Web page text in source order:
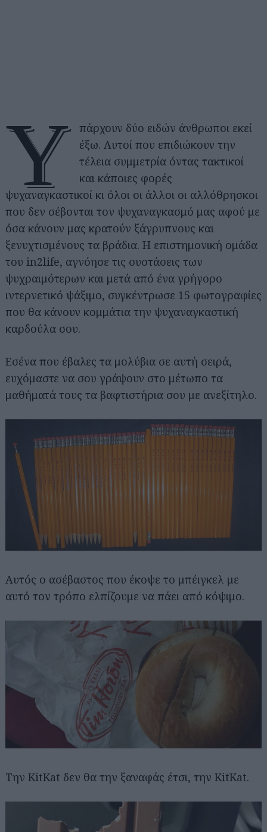
Υ
πάρχουν δύο ειδών άνθρωποι εκεί
έξω. Αυτοί που επιδιώκουν την
τέλεια συμμετρία όντας τακτικοί
και κάποιες φορές
ψυχαναγκαστικοί κι όλοι οι άλλοι οι αλλόθρησκοι
που δεν σέβονται τον ψυχαναγκασμό μας αφού με
όσα κάνουν μας κρατούν ξάγρυπνους και
ξενυχτισμένους τα βράδια. Η επιστημονική ομάδα
του in2life, αγνόησε τις συστάσεις των
ψυχραιμότερων και μετά από ένα γρήγορο
ιντερνετικό ψάξιμο, συγκέντρωσε 15 φωτογραφίες
που θα κάνουν κομμάτια την ψυχαναγκαστική
καρδούλα σου.
Εσένα που έβαλες τα μολύβια σε αυτή σειρά,
ευχόμαστε να σου γράψουν στο μέτωπο τα
μαθήματά τους τα βαφτιστήρια σου με ανεξίτηλο.
Αυτός ο ασέβαστος που έκοψε το μπέιγκελ με
αυτό τον τρόπο ελπίζουμε να πάει από κόψιμο.
Την KitKat δεν θα την ξαναφάς έτσι, την KitKat.